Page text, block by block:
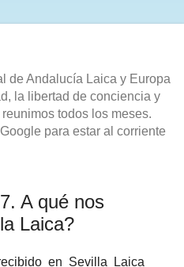
de Andalucía Laica y Europa
la libertad de conciencia y
todos los meses.
para estar al corriente
A qué nos
Laica?
en Sevilla Laica